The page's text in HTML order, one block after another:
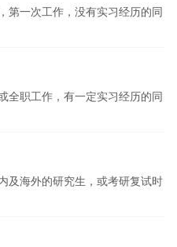
第一次工作，没有实习经历的同
全职工作，有一定实习经历的同
及海外的研究生，或考研复试时